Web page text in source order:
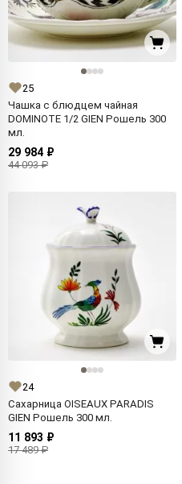
25
Чашка с блюдцем чайная
DOMINOTE 1/2 GIEN Рошель 300
мл.
29 984 ₽
44 093 ₽
24
Сахарница OISEAUX PARADIS
GIEN Рошель 300 мл.
11 893 ₽
17 489 ₽